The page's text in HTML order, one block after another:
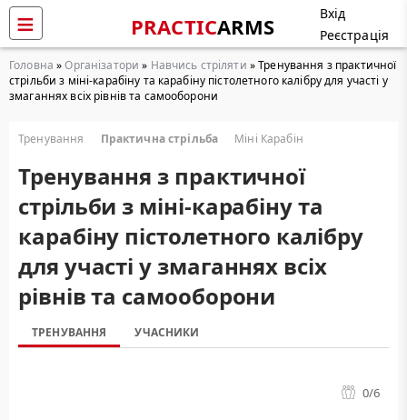
PRACTICARMS
Вхід
Реєстрація
Головна »Організатори » Навчись стріляти » Тренування з практичної
стрільби з міні-карабіну та карабіну пістолетного калібру для участі у
змаганнях всіх рівнів та самооборони
Тренування Практична стрільба Міні Карабін
Тренування з практичної
стрільби з міні-карабіну та
карабіну пістолетного калібру
для участі у змаганнях всіх
рівнів та самооборони
ТРЕНУВАННЯ УЧАСНИКИ
0/6